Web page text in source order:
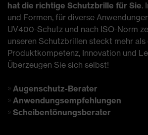
hat die richtige Schutzbrille für Sie.
und Formen, für diverse
UV400-Schutz und nach ISO-Norm
unseren Schutzbrillen steckt mehr
Produktkompetenz, Innovation und
Überzeugen Sie sich selbst!
Augenschutz-Berater
Anwendungsempfehlungen
Scheibentönungsberater